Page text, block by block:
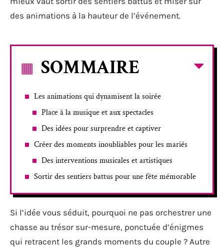
des animations à la hauteur de l’événement.
SOMMAIRE
Les animations qui dynamisent la soirée
Place à la musique et aux spectacles
Des idées pour surprendre et captiver
Créer des moments inoubliables pour les mariés
Des interventions musicales et artistiques
Sortir des sentiers battus pour une fête mémorable
Si l’idée vous séduit, pourquoi ne pas orchestrer une
chasse au trésor sur-mesure, ponctuée d’énigmes
qui retracent les grands moments du couple ? Autre